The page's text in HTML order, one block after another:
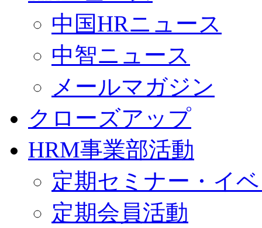
中国HRニュース
中智ニュース
メールマガジン
クローズアップ
HRM事業部活動
定期セミナー・イ
定期会員活動